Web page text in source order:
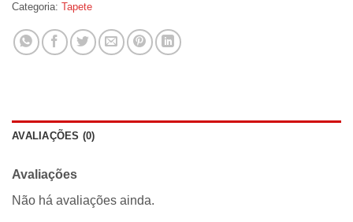
Categoria: Tapete
AVALIAÇÕES (0)
Avaliações
Não há avaliações ainda.